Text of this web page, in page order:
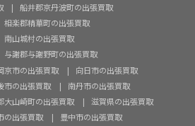
船井郡京丹波町の出張買取
相楽郡精華町の出張買取
南山城村の出張買取
与謝郡与謝野町の出張買取
京市の出張買取
向日市の出張買取
市の出張買取
南丹市の出張買取
大山崎町の出張買取
滋賀県の出張買取
の出張買取
豊中市の出張買取